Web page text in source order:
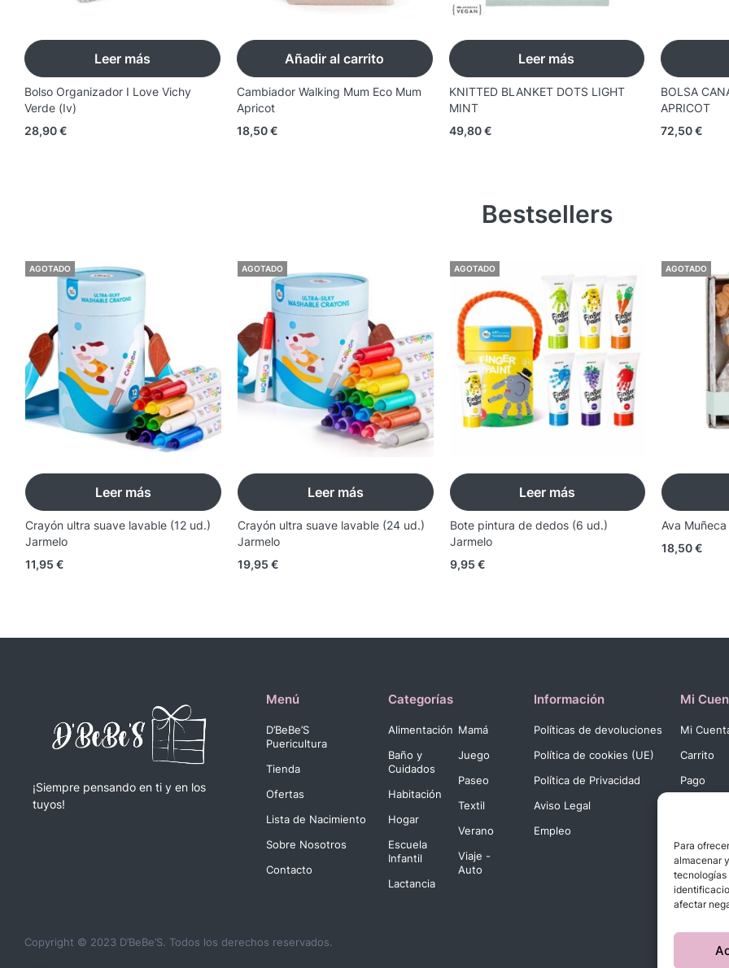
Para
almacenar
tecnologías
afectar
Leer más
Bolso Organizador I Love Vichy
Verde (Iv)
28,90€
Añadir al carrito
Cambiador Walking Mum Eco Mum
Apricot
18,50€
Leer más
KNITTED BLANKET DOTS LIGHT
MINT
49,80€
BOLSA
APRICOT
72,50€
Bestsellers
AGOTADO
Leer más
Crayón ultra suave lavable (12 ud.)
Jarmelo
11,95 €
AGOTADO
Leer más
Crayón ultra suave lavable (24 ud.)
Jarmelo
19,95 €
AGOTADO
Leer más
Bote pintura de dedos (6 ud.)
Jarmelo
9,95 €
AGOTADO
Ava
18,50€
¡Siempre pensando en ti y en los
tuyos!
Menú
D’BeBe’S
Puericultura
Tienda
Ofertas
Lista de Nacimiento
Sobre Nosotros
Contacto
Categorías
Alimentación
Baño y
Cuidados
Habitación
Hogar
Escuela
Infantil
Lactancia
Mamá
Juego
Paseo
Textil
Verano
Viaje -
Auto
Información
Políticas de devoluciones
Política de cookies (UE)
Política de Privacidad
Aviso Legal
Empleo
Mi
Mi
Carrito
Pago
Copyright © 2023 D’BeBe’S. Todos los derechos reservados.